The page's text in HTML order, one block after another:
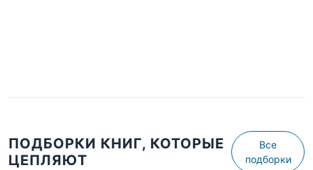
ПОДБОРКИ КНИГ, КОТОРЫЕ
ЦЕПЛЯЮТ
Все
подборки